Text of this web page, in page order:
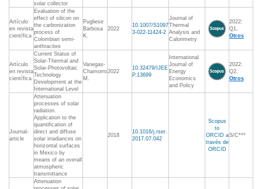
solar collector
Artículo
en revista
científica
Evaluation of the
effect of silicon on
the carbonization
process of
Colombian semi-
anthracites
Pugliese
Barbosa
K.
2022
10.1007/S1097
3-022-11424-2
Journal of
Thermal
Analysis and
Calorimetry
2022:
Q1,
Otros
Artículo
en revista
científica
Current Status of
Solar-Thermal and
Solar-Photovoltaic
Technology
Development at the
International Level
Vanegas-
Chamorro
M.
2022
10.32479/IJEE
P.13699
International
Journal of
Energy
Economics
and Policy
2022:
Q2,
Otros
Journal-
article
Attenuation
processes of solar
radiation.
Application to the
quantification of
direct and diffuse
solar irradiances on
horizontal surfaces
in Mexico by
means of an overall
atmospheric
transmittance
2018
10.1016/j.rser.
2017.07.042
Scopus
to
ORCID a
través de
ORCID
S/C***
Attenuation